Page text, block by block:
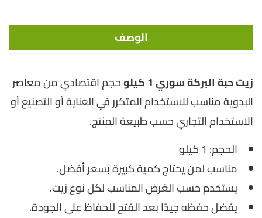
الوصف
زيت حبة البركة سوري 1 كيلو
حجم اقتصادي من معاصر
البدوية مناسب للاستخدام المتكرر في العناية أو التصنيع أو
الاستخدام التجاري حسب طبيعة المنتج.
الحجم: 1 كيلو
مناسب لمن يحتاج كمية كبيرة بسعر أفضل.
يستخدم حسب الغرض المناسب لكل نوع زيت.
يفضل حفظه جيدًا بعد الفتح للحفاظ على الجودة.